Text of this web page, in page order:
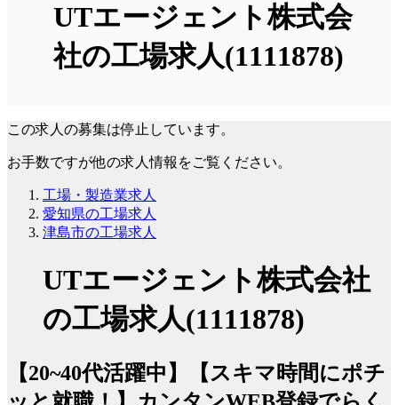
UTエージェント株式会
社の工場求人(1111878)
この求人の募集は停止しています。
お手数ですが他の求人情報をご覧ください。
工場・製造業求人
愛知県の工場求人
津島市の工場求人
UTエージェント株式会社
の工場求人(1111878)
【20~40代活躍中】【スキマ時間にポチ